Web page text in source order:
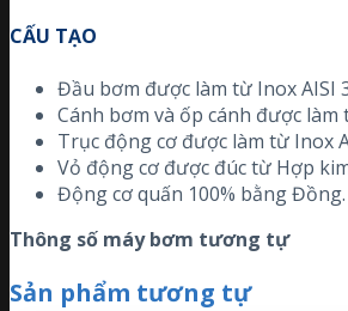
CẤU TẠO
Đầu bơm được làm từ Inox AISI
Cánh bơm và ốp cánh được làm
Trục động cơ được làm từ Inox
Vỏ động cơ được đúc từ Hợp
Động cơ quấn 100% bằng Đồng.
Thông số máy bơm tương tự
Sản phẩm tương tự